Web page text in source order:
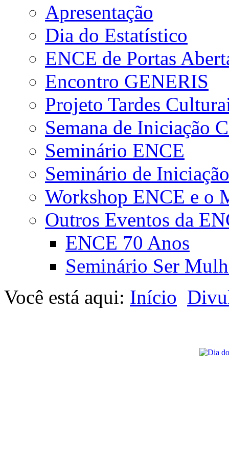
Apresentação
Dia do Estatístico
ENCE de Portas
Encontro GENERIS
Projeto Tardes
Semana de Iniciação
Seminário ENCE
Seminário de
Workshop ENCE e o
Outros Eventos da
ENCE 70 Anos
Seminário Ser
Você está aqui: Início